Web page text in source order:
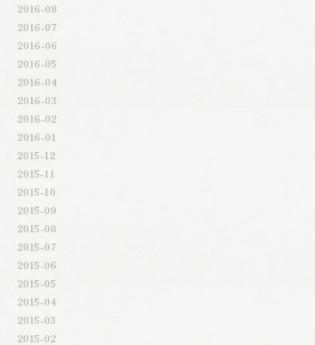
2016-08
2016-07
2016-06
2016-05
2016-04
2016-03
2016-02
2016-01
2015-12
2015-11
2015-10
2015-09
2015-08
2015-07
2015-06
2015-05
2015-04
2015-03
2015-02